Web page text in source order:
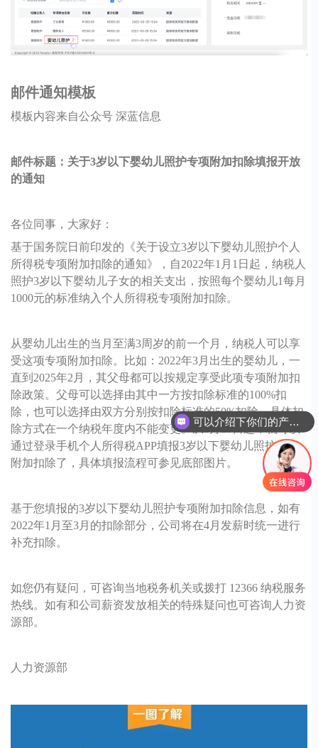
邮件通知模板
模板内容来自公众号 深蓝信息
邮件标题：关于3岁以下婴幼儿照护专项附加扣除填报开放
的通知
各位同事，大家好：
基于国务院日前印发的《关于设立3岁以下婴幼儿照护个人
所得税专项附加扣除的通知》，自2022年1月1日起，纳税人
照护3岁以下婴幼儿子女的相关支出，按照每个婴幼儿1每月
1000元的标准纳入个人所得税专项附加扣除。
从婴幼儿出生的当月至满3周岁的前一个月，纳税人可以享
受这项专项附加扣除。比如：2022年3月出生的婴幼儿，一
直到2025年2月，其父母都可以按规定享受此项专项附加扣
除政策。 父母可以选择由其中一方按扣除标准的100%扣
除，也可以选择由双方分别按扣除标准的50%扣除，具体扣
除方式在一个纳税年度内不能变更。
从3月29日起，就可以
通过登录手机个人所得税APP填报3岁以下婴幼儿照护专项
附加扣除了，具体填报流程可参见底部图片。
基于您填报的3岁以下婴幼儿照护专项附加扣除信息，如有
2022年1月至3月的扣除部分，公司将在4月发薪时统一进行
补充扣除。
如您仍有疑问，可咨询当地税务机关或拨打 12366 纳税服务
热线。如有和公司薪资发放相关的特殊疑问也可咨询人力资
源部。
人力资源部
你们是怎么收费的呢